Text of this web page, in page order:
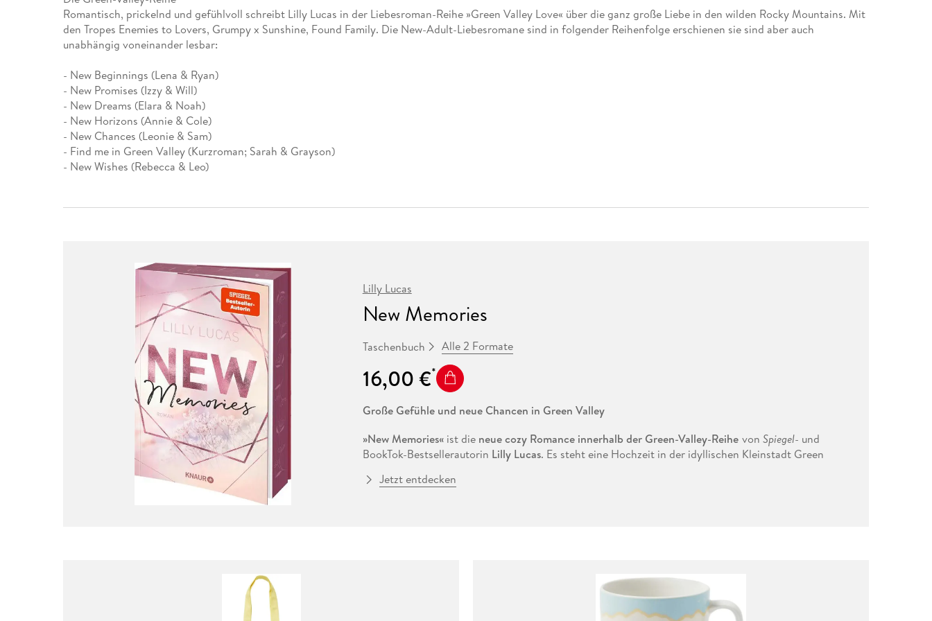
Leseempfehlung
Buchtrends auf Social Media
büchermenschen
Top Autor:innen
Top Serien
Gebrauchtbuch
Kinderbücher
Kochen & Backen
Taschenbücher
eBook Abonnement
eBooks verschenken
Romane
Sachbücher
Geräte im Vergleich
Westermann Lernhilfen
Klett Lernhilfen
New Adult
Ratgeber
Hörbuchsprecher
Kinder- & Jugendbücher
Krimis & Thriller
Hörbuch Downloads im Bundle
Günstige Spielwaren
Puzzles & Puzzlezubehör
Wochenkalender
Buchkalender
Schule & Lernen
Sprachkalender
Postkarten
Kugelschreiber
STABILO
Romantisch, prickelnd und gefühlvoll schreibt Lilly Lucas in der Liebesroman-Reihe »Green Valley Love« über die ganz große Liebe in den wilden Rocky Mountains. Mit
den Tropes Enemies to Lovers, Grumpy x Sunshine, Found Family. Die New-Adult-Liebesromane sind in folgender Reihenfolge erschienen sie sind aber auch
unabhängig voneinander lesbar:
- New Beginnings (Lena & Ryan)
- New Promises (Izzy & Will)
- New Dreams (Elara & Noah)
- New Horizons (Annie & Cole)
- New Chances (Leonie & Sam)
- Find me in Green Valley (Kurzroman; Sarah & Grayson)
- New Wishes (Rebecca & Leo)
Lilly Lucas
New Memories
Taschenbuch Alle 2 Formate
16,00 €
Große Gefühle und neue Chancen in Green Valley
»New Memories«ist die neue cozy Romance innerhalb der Green-Valley-Reihe von Spiegel- und
BookTok-Bestsellerautorin Lilly Lucas. Es steht eine Hochzeit in der idyllischen Kleinstadt Green
. .
sie nach anfänglichem Zögern zu und fliegt nach Colorado - im Glauben, dass Ryan nicht anwesend
sein wird. Doch es kommt anders. Durch einen Zufall wohnt sie Tür an Tür mit Ryan, und die
Vorbereitungen für die Hochzeit fordern ihren vollen gemeinsamen Einsatz. Während Lena und Ryan
Jetzt entdecken